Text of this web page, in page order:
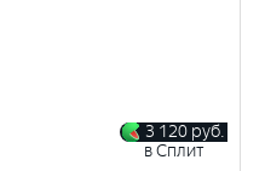
3 120 руб.
в Сплит